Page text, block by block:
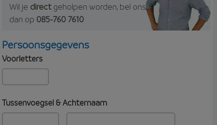
Wil je directgeholpen worden, bel ons
dan op 085-760 7610
Persoonsgegevens
Voorletters
Tussenvoegsel & Achternaam